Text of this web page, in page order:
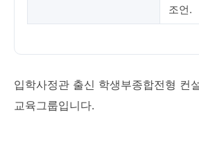
조언.
입학사정관 출신 학생부종합전형 컨
교육그룹입니다.